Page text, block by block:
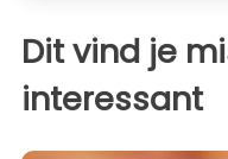
Dit vind je
interessant